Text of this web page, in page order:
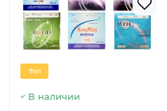
Топ
В наличии